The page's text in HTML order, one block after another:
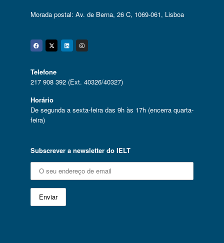
Morada postal: Av. de Berna, 26 C, 1069-061, Lisboa
Facebook
Twitter
Linkedin
Instagram
Telefone
217 908 392 (Ext. 40326/40327)
Horário
De segunda a sexta-feira das 9h às 17h (encerra quarta-
feira)
Subscrever a newsletter do IELT